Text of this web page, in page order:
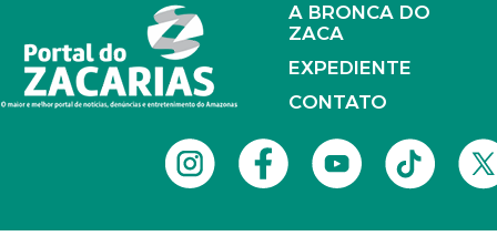
A BRONCA DO
ZACA
EXPEDIENTE
CONTATO